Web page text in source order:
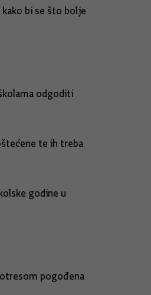
bi se što bolje
odgoditi
te ih treba
godine u
pogođena